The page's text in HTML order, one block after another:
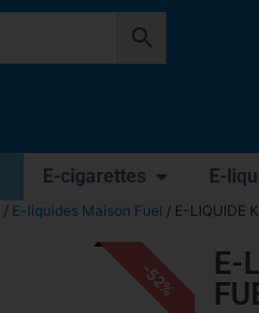
E-cigarettes E-
/ E-liquides Maison Fuel / E-LIQUIDE
-52%
E-